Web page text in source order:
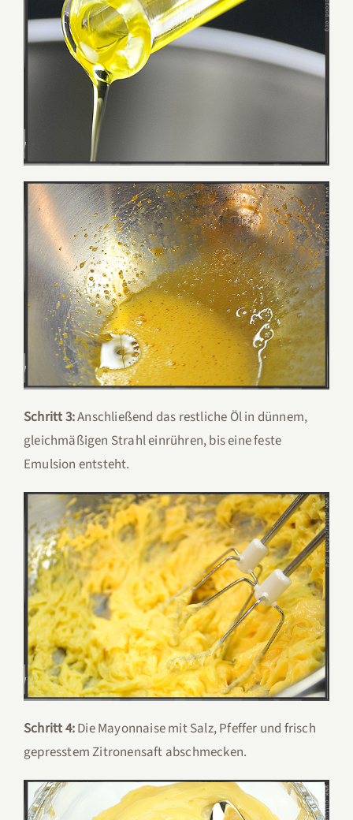
Schritt 3:Anschließend das restliche Öl in dünnem,
gleichmäßigen Strahl einrühren, bis eine feste
Emulsion entsteht.
Schritt 4:Die Mayonnaise mit Salz, Pfeffer und frisch
gepresstem Zitronensaft abschmecken.